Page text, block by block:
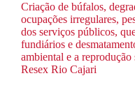
Criação de búfalos,
ocupações irregulares,
dos serviços públicos,
fundiários e
ambiental e a
Resex Rio Cajari